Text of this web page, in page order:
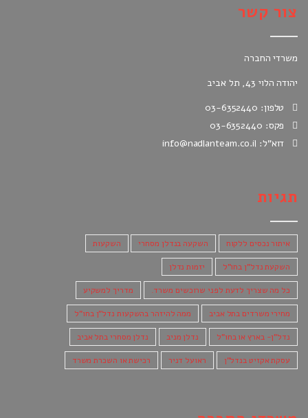
צור קשר
משרדי החברה
יהודה הלוי 43, תל אביב
טלפון: 03-6352440
פקס: 03-6352440
דוא"ל: info@nadlanteam.co.il
תגיות
איתור נכסים ללקוח השקעה בנדלן מסחרי השקעות
השקעת נדל"ן בחו"ל יזמות נדלן
כל מה שצריך לדעת לפני שרוכשים משרד. מדריך למשקיע
מחירי משרדים בתל אביב ממה להיזהר בהשקעות נדל"ן בחו"ל
נדל"ן- בארץ או בחו"ל נדלן מניב נדלן מסחרי בתל אביב
עסקת אקזיט בנדל"ן ראועל דניר רכישת או השכרת משרד